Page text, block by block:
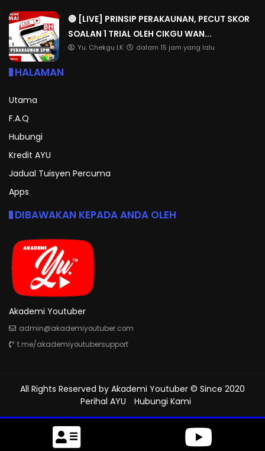
🔴 [LIVE] PRINSIP PERAKAUNAN, PECUT SKOR
SOALAN 1 TRIAL OLEH CIKGU WAN...
Yu. Chekgu LK dalam 15 jam yang lalu
HALAMAN
Utama
F.A.Q
Hubungi
Kredit AYU
Jadual Tuisyen Percuma
Apps
DIBAWAKAN KEPADA ANDA OLEH
Akademi Youtuber
admin@akademiyoutuber.com
t.me/akademiyoutubersupport
All Rights Reserved by Akademi Youtuber © Since 2020
Perihal AYU
Hubungi Kami